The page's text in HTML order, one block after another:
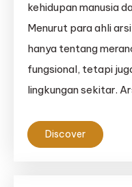
kehidupan manusia
Menurut para ahli
hanya tentang
fungsional, tetapi
lingkungan sekitar.
Discover